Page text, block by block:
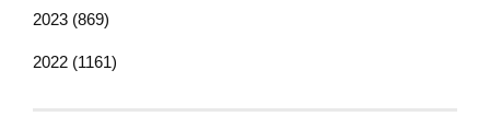
2023 (869)
2022 (1161)